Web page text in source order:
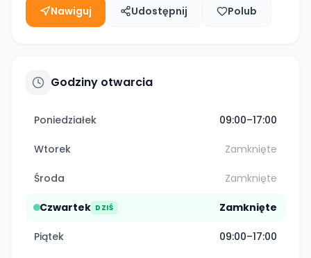
Nawiguj Udostępnij Polub
Godziny otwarcia
Poniedziałek 09:00–17:00
Wtorek Zamknięte
Środa Zamknięte
Czwartek DZIŚ Zamknięte
Piątek 09:00–17:00